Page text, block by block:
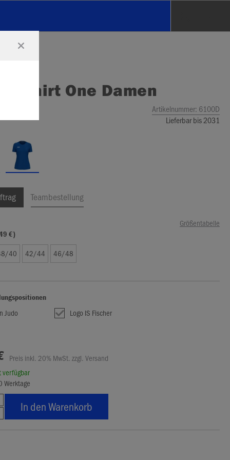
T-Shirt One Damen
Artikelnummer: 6100D
Lieferbar bis 2031
Teambestellung
Größentabelle
€)
40 42/44 46/48
Judo Logo IS Fischer
Preis inkl. 20% MwSt. zzgl. Versand
verfügbar
Werktage
In den Warenkorb